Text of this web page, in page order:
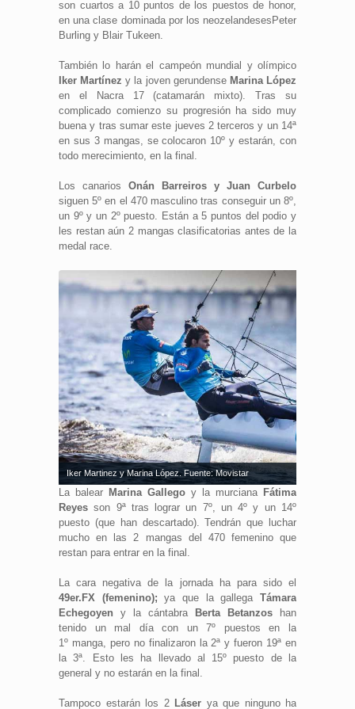
son cuartos a 10 puntos de los puestos de honor,
en una clase dominada por los neozelandesesPeter
Burling y Blair Tukeen.
También lo harán el campeón mundial y olímpico
Iker Martínez y la joven gerundense Marina López
en el Nacra 17 (catamarán mixto). Tras su
complicado comienzo su progresión ha sido muy
buena y tras sumar este jueves 2 terceros y un 14ª
en sus 3 mangas, se colocaron 10º y estarán, con
todo merecimiento, en la final.
Los canarios Onán Barreiros y Juan Curbelo
siguen 5º en el 470 masculino tras conseguir un 8º,
un 9º y un 2º puesto. Están a 5 puntos del podio y
les restan aún 2 mangas clasificatorias antes de la
medal race.
Iker Martinez y Marina López. Fuente: Movistar
La balear Marina Gallego y la murciana Fátima
Reyes son 9ª tras lograr un 7º, un 4º y un 14º
puesto (que han descartado). Tendrán que luchar
mucho en las 2 mangas del 470 femenino que
restan para entrar en la final.
La cara negativa de la jornada ha para sido el
49er.FX (femenino); ya que la gallegaTámara
Echegoyen y la cántabra Berta Betanzos han
tenido un mal día con un 7º puestos en la
1º manga, pero no finalizaron la 2ª y fueron 19ª en
la 3ª. Esto les ha llevado al 15º puesto de la
general y no estarán en la final.
Tampoco estarán los 2 Láser ya que ninguno ha